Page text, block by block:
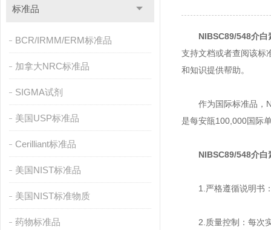
标准品
BCR/IRMM/ERM标准品
加拿大NRC标准品
SIGMA试剂
美国USP标准品
Cerilliant标准品
美国NIST标准品
美国NIST标准物质
药物标准品
NIBSC89/548介白
支持文档或者查阅该标
和知识提供帮助。
作为国际标准品，
是每安瓿100,000国际
NIBSC89/548介白
1.严格遵循说明书：
2.质量控制：每次实